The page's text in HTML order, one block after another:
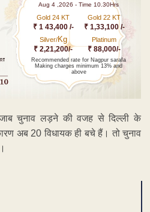
Aug 4 ,2026 - Time 10.30Hrs
Gold 24 KT
₹ 1 43,400 /-
Gold 22 KT
₹ 1,33,100 /-
Silver/Kg
₹ 2,21,200/-
Platinum
₹ 88,000/-
Recommended rate for Nagpur sarafa
Making charges minimum 13% and
above
चुनाव लड़ने की वजह से दिल्ली के
अब 20 विधायक ही बचे हैं। तो चुनाव